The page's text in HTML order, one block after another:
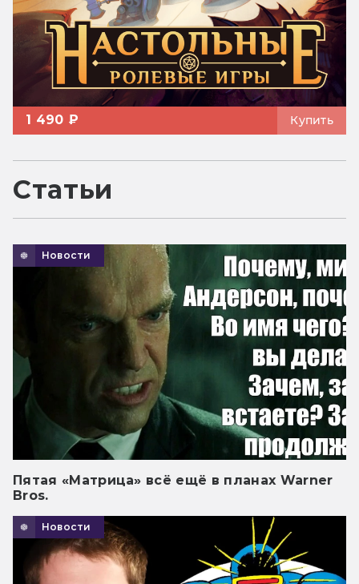
1 490 ₽ Купить
Статьи
Новости
Пятая «Матрица» всё ещё в планах Warner
Bros.
Новости